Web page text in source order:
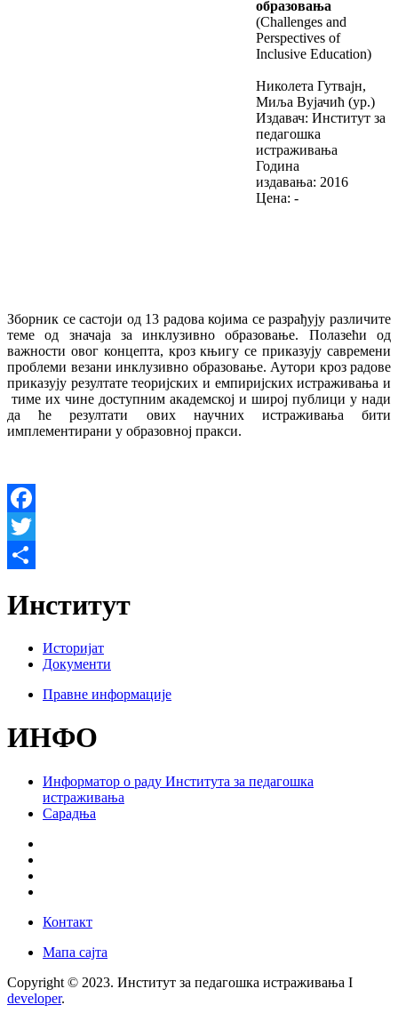
образовања
(Challenges аnd
Perspectives оf
Inclusive Education)
Николета Гутвајн,
Миља Вујачић (ур.)
Издавач: Институт за
педагошка
истраживања
Година
издавања: 2016
Цена: -
Зборник се састоји од 13 радова којима се разрађују различите
теме од значаја за инклузивно образовање. Полазећи од
важности овог концепта, кроз књигу се приказују савремени
проблеми везани инклузивно образовање. Аутори кроз радове
приказују резултате теоријских и емпиријских истраживања и
тиме их чине доступним академској и широј публици у нади
да ће резултати ових научних истраживања бити
имплементирани у образовној пракси.
Facebook
Twitter
Институт
Историјат
Документи
Правне информације
ИНФО
Информатор о раду Института за педагошка
истраживања
Сарадња
Контакт
Мапа сајта
Copyright © 2023. Институт за педагошка истраживања I
developer.